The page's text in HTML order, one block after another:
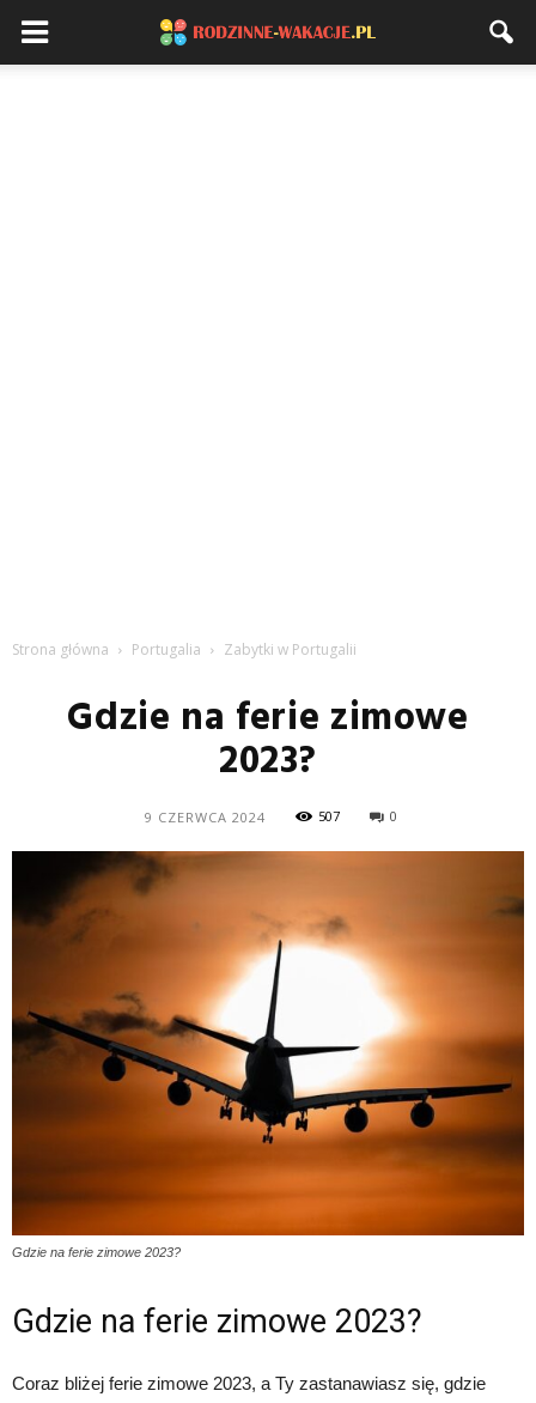
Strona główna Portugalia Zabytki w Portugalii
Gdzie na ferie zimowe
2023?
9 CZERWCA 2024 507 0
Gdzie na ferie zimowe 2023?
Gdzie na ferie zimowe 2023?
Coraz bliżej ferie zimowe 2023, a Ty zastanawiasz się, gdzie